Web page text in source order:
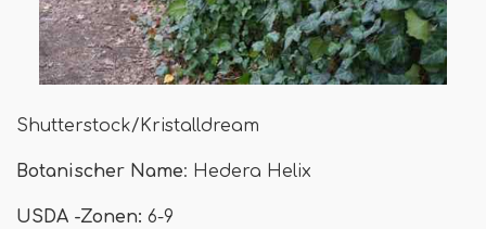
Shutterstock/Kristalldream
Botanischer Name: Hedera Helix
USDA -Zonen: 6-9